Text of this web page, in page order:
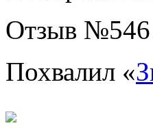
Отзыв №546
Похвалил «